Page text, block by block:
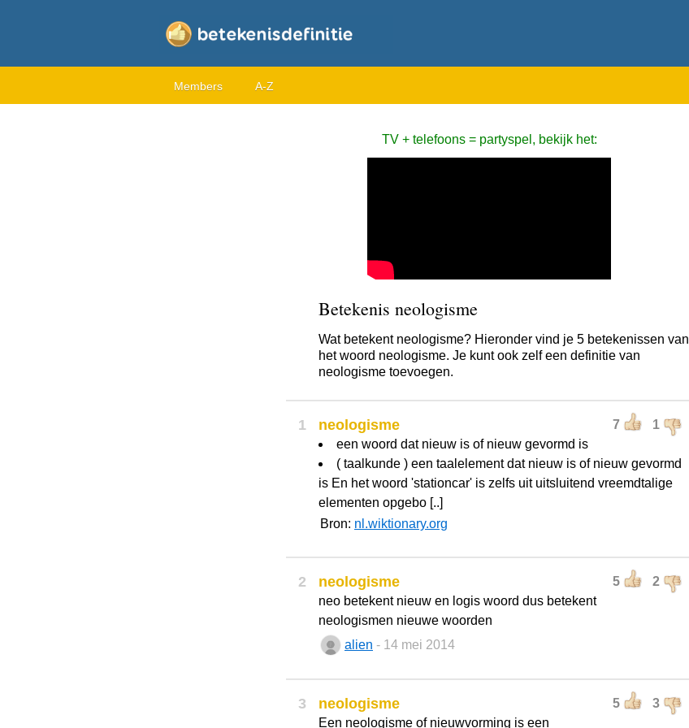
Members A-Z
TV + telefoons = partyspel, bekijk het:
Betekenis neologisme
Wat betekent neologisme? Hieronder vind je 5 betekenissen van
het woord neologisme. Je kunt ook zelf een definitie van
neologisme toevoegen.
1 7 1
neologisme
een woord dat nieuw is of nieuw gevormd is
( taalkunde ) een taalelement dat nieuw is of nieuw gevormd
is En het woord 'stationcar' is zelfs uit uitsluitend vreemdtalige
elementen opgebo [..]
Bron: nl.wiktionary.org
2 5 2
neologisme
neo betekent nieuw en logis woord dus betekent
neologismen nieuwe woorden
alien - 14 mei 2014
3 5 3
neologisme
Een neologisme of nieuwvorming is een